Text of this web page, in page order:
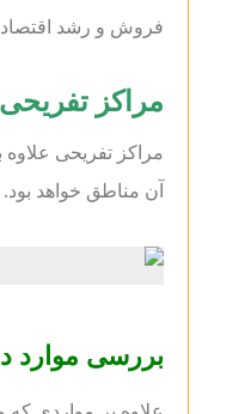
فروش و رشد
مراکز
مراکز تفریحی
آن مناطق خواهد
بررسی موارد